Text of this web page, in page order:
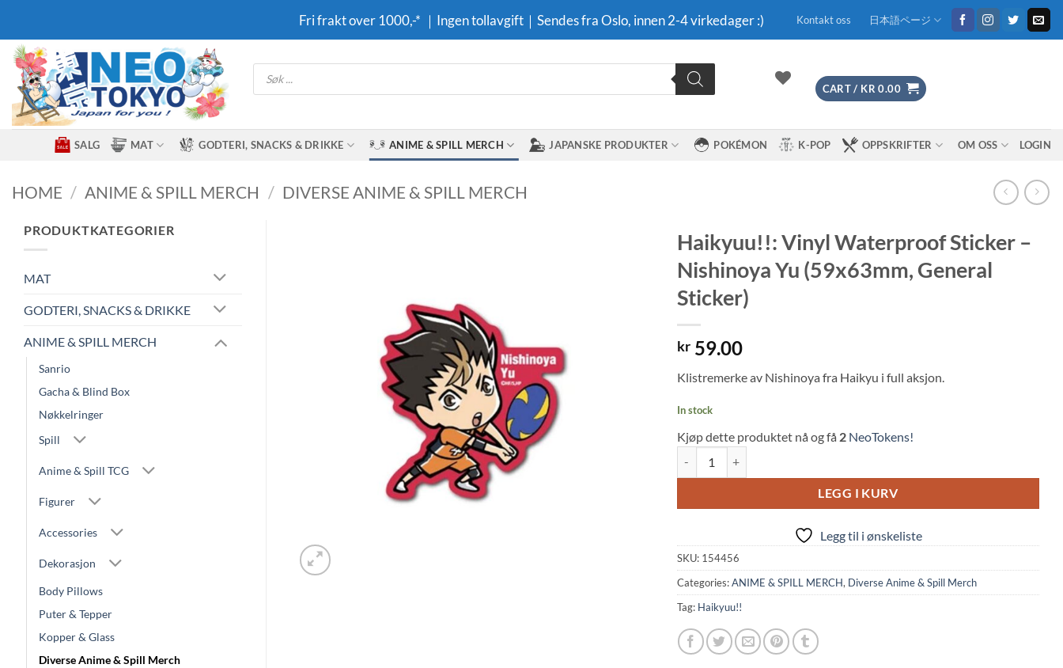
content
Fri frakt over 1000,-* ｜Ingen tollavgift｜Sendes fra Oslo, innen 2-4 virkedager :) Kontakt oss 日本語ページ
Products
search
CART / KR 0.00
SALG MAT GODTERI, SNACKS & DRIKKE ANIME & SPILL MERCH JAPANSKE PRODUKTER POKÉMON K-POP OPPSKRIFTER OM OSS LOGIN
HOME / ANIME & SPILL MERCH / DIVERSE ANIME & SPILL MERCH
PRODUKTKATEGORIER
MAT
GODTERI, SNACKS & DRIKKE
ANIME & SPILL MERCH
Sanrio
Gacha & Blind Box
Nøkkelringer
Spill
Anime & Spill TCG
Figurer
Accessories
Dekorasjon
Body Pillows
Puter & Tepper
Kopper & Glass
Diverse Anime & Spill Merch
Haikyuu!!: Vinyl Waterproof Sticker –
Nishinoya Yu (59x63mm, General
Sticker)
kr59.00
Klistremerke av Nishinoya fra Haikyu i full aksjon.
In stock
Kjøp dette produktet nå og få 2NeoTokens!
LEGG I KURV
Legg til i ønskeliste
SKU: 154456
Categories:ANIME & SPILL MERCH, Diverse Anime & Spill Merch
Tag: Haikyuu!!